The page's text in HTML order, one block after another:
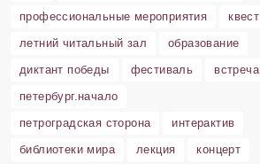
профессиональные мероприятия
квест
летний читальный зал
образование
диктант победы
фестиваль
встреча
петербург.начало
петроградская сторона
интерактив
библиотеки мира
лекция
концерт